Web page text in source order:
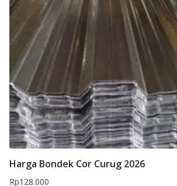
Harga Bondek Cor Curug 2026
Rp128.000